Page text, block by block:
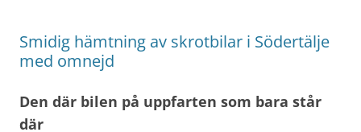
Smidig hämtning av skrotbilar i Södertälje
med omnejd
Den där bilen på uppfarten som bara står
där